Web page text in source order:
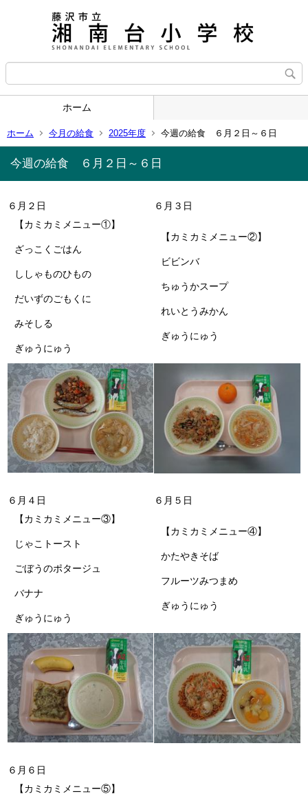
ホーム
ホーム 今月の給食 2025年度 今週の給食 ６月２日～６日
今週の給食 ６月２日～６日
６月２日
６月３日
【カミカミメニュー①】
ざっこくごはん
ししゃものひもの
だいずのごもくに
みそしる
ぎゅうにゅう
【カミカミメニュー②】
ビビンバ
ちゅうかスープ
れいとうみかん
ぎゅうにゅう
６月４日
６月５日
【カミカミメニュー③】
じゃこトースト
ごぼうのポタージュ
バナナ
ぎゅうにゅう
【カミカミメニュー④】
かたやきそば
フルーツみつまめ
ぎゅうにゅう
６月６日
【カミカミメニュー⑤】